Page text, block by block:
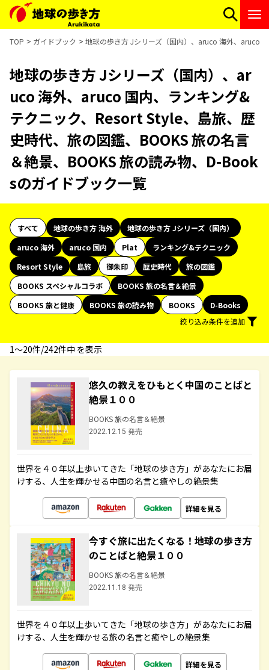
TOP ガイドブック 地球の歩き方 Jシリーズ（国内）、aruco 海外、aruco
地球の歩き方 Jシリーズ（国内）、ar
uco 海外、aruco 国内、ランキング&
テクニック、Resort Style、島旅、歴
史時代、旅の図鑑、BOOKS 旅の名言
＆絶景、BOOKS 旅の読み物、D-Book
sのガイドブック一覧
すべて 地球の歩き方 海外
地球の歩き方 Jシリーズ（国内）
aruco 海外
aruco 国内 Plat
ランキング&テクニック
Resort Style
島旅 御朱印 歴史時代
旅の図鑑
BOOKS スペシャルコラボ
BOOKS 旅の名言＆絶景
BOOKS 旅と健康
BOOKS 旅の読み物 BOOKS
D-Books
絞り込み条件を追加
1〜20件/242件中 を表示
悠久の教えをひもとく中国のことばと
絶景１００
BOOKS 旅の名言＆絶景
2022.12.15 発売
世界を４０年以上歩いてきた「地球の歩き方」があなたにお届
けする、人生を輝かせる中国の名言と癒やしの絶景集
詳細を見る
今すぐ旅に出たくなる！地球の歩き方
のことばと絶景１００
BOOKS 旅の名言＆絶景
2022.11.18 発売
世界を４０年以上歩いてきた「地球の歩き方」があなたにお届
けする、人生を輝かせる旅の名言と癒やしの絶景集
詳細を見る